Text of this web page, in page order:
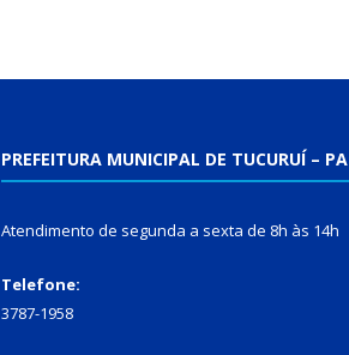
PREFEITURA MUNICIPAL DE TUCURUÍ – PA
Atendimento de segunda a sexta de 8h às 14h
Telefone:
3787-1958